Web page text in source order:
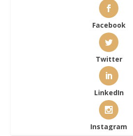
Facebook
Twitter
LinkedIn
Instagram